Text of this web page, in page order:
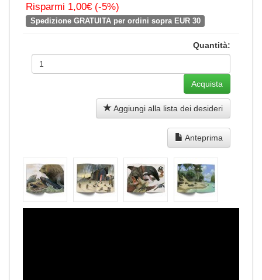
Risparmi 1,00€ (-5%)
Spedizione GRATUITA per ordini sopra EUR 30
Quantità:
Aggiungi alla lista dei desideri
Anteprima